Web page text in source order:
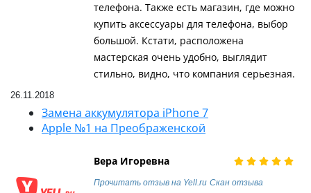
телефона. Также есть магазин, где можно
купить аксессуары для телефона, выбор
большой. Кстати, расположена
мастерская очень удобно, выглядит
стильно, видно, что компания серьезная.
26.11.2018
Замена аккумулятора iPhone 7
Apple №1 на Преображенской
Вера Игоревна
Прочитать отзыв на Yell.ru Скан отзыва